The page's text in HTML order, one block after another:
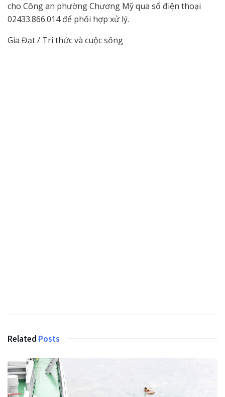
cho Công an phường Chương Mỹ qua số điện thoại
02433.866.014 để phối hợp xử lý.
Gia Đạt / Tri thức và cuộc sống
Related Posts